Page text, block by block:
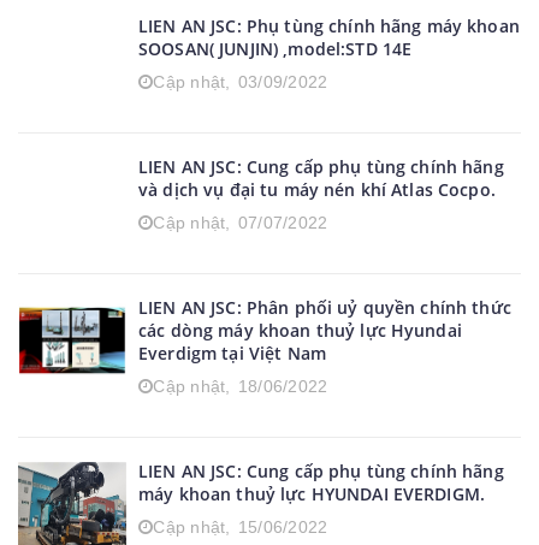
LIEN AN JSC: Phụ tùng chính hãng máy khoan
SOOSAN( JUNJIN) ,model:STD 14E
Cập nhật, 03/09/2022
LIEN AN JSC: Cung cấp phụ tùng chính hãng
và dịch vụ đại tu máy nén khí Atlas Cocpo.
Cập nhật, 07/07/2022
LIEN AN JSC: Phân phối uỷ quyền chính thức
các dòng máy khoan thuỷ lực Hyundai
Everdigm tại Việt Nam
Cập nhật, 18/06/2022
LIEN AN JSC: Cung cấp phụ tùng chính hãng
máy khoan thuỷ lực HYUNDAI EVERDIGM.
Cập nhật, 15/06/2022